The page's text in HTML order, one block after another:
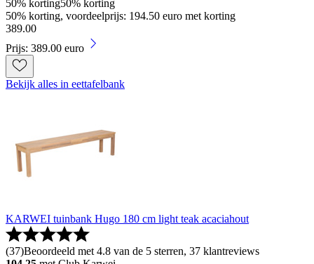
50% korting50% korting
50% korting, voordeelprijs: 194.50 euro met korting
389.00
Prijs: 389.00 euro
Bekijk alles in eettafelbank
KARWEI tuinbank Hugo 180 cm light teak acaciahout
(37)Beoordeeld met 4.8 van de 5 sterren, 37 klantreviews